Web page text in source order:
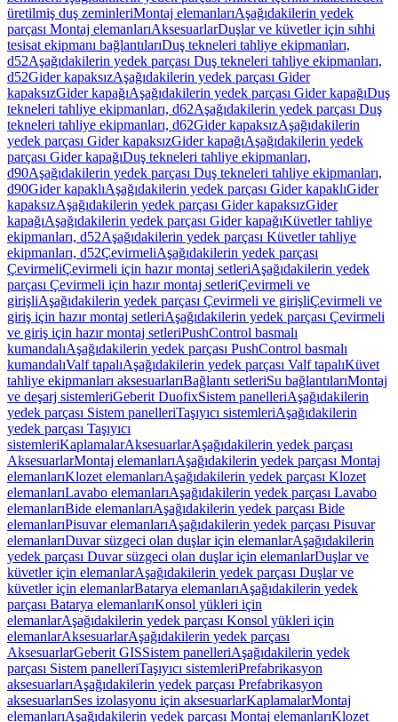
üretilmiş duş zeminleriMontaj elemanlarıAşağıdakilerin yedek
parçası Montaj elemanlarıAksesuarlarDuşlar ve küvetler için sıhhi
tesisat ekipmanı bağlantılarıDuş tekneleri tahliye ekipmanları,
d52Aşağıdakilerin yedek parçası Duş tekneleri tahliye ekipmanları,
d52Gider kapaksızAşağıdakilerin yedek parçası Gider
kapaksızGider kapağıAşağıdakilerin yedek parçası Gider kapağıDuş
tekneleri tahliye ekipmanları, d62Aşağıdakilerin yedek parçası Duş
tekneleri tahliye ekipmanları, d62Gider kapaksızAşağıdakilerin
yedek parçası Gider kapaksızGider kapağıAşağıdakilerin yedek
parçası Gider kapağıDuş tekneleri tahliye ekipmanları,
d90Aşağıdakilerin yedek parçası Duş tekneleri tahliye ekipmanları,
d90Gider kapaklıAşağıdakilerin yedek parçası Gider kapaklıGider
kapaksızAşağıdakilerin yedek parçası Gider kapaksızGider
kapağıAşağıdakilerin yedek parçası Gider kapağıKüvetler tahliye
ekipmanları, d52Aşağıdakilerin yedek parçası Küvetler tahliye
ekipmanları, d52ÇevirmeliAşağıdakilerin yedek parçası
ÇevirmeliÇevirmeli için hazır montaj setleriAşağıdakilerin yedek
parçası Çevirmeli için hazır montaj setleriÇevirmeli ve
girişliAşağıdakilerin yedek parçası Çevirmeli ve girişliÇevirmeli ve
giriş için hazır montaj setleriAşağıdakilerin yedek parçası Çevirmeli
ve giriş için hazır montaj setleriPushControl basmalı
kumandalıAşağıdakilerin yedek parçası PushControl basmalı
kumandalıValf tapalıAşağıdakilerin yedek parçası Valf tapalıKüvet
tahliye ekipmanları aksesuarlarıBağlantı setleriSu bağlantılarıMontaj
ve deşarj sistemleriGeberit DuofixSistem panelleriAşağıdakilerin
yedek parçası Sistem panelleriTaşıyıcı sistemleriAşağıdakilerin
yedek parçası Taşıyıcı
sistemleriKaplamalarAksesuarlarAşağıdakilerin yedek parçası
AksesuarlarMontaj elemanlarıAşağıdakilerin yedek parçası Montaj
elemanlarıKlozet elemanlarıAşağıdakilerin yedek parçası Klozet
elemanlarıLavabo elemanlarıAşağıdakilerin yedek parçası Lavabo
elemanlarıBide elemanlarıAşağıdakilerin yedek parçası Bide
elemanlarıPisuvar elemanlarıAşağıdakilerin yedek parçası Pisuvar
elemanlarıDuvar süzgeci olan duşlar için elemanlarAşağıdakilerin
yedek parçası Duvar süzgeci olan duşlar için elemanlarDuşlar ve
küvetler için elemanlarAşağıdakilerin yedek parçası Duşlar ve
küvetler için elemanlarBatarya elemanlarıAşağıdakilerin yedek
parçası Batarya elemanlarıKonsol yükleri için
elemanlarAşağıdakilerin yedek parçası Konsol yükleri için
elemanlarAksesuarlarAşağıdakilerin yedek parçası
AksesuarlarGeberit GISSistem panelleriAşağıdakilerin yedek
parçası Sistem panelleriTaşıyıcı sistemleriPrefabrikasyon
aksesuarlarıAşağıdakilerin yedek parçası Prefabrikasyon
aksesuarlarıSes izolasyonu için aksesuarlarKaplamalarMontaj
elemanlarıAşağıdakilerin yedek parçası Montaj elemanlarıKlozet